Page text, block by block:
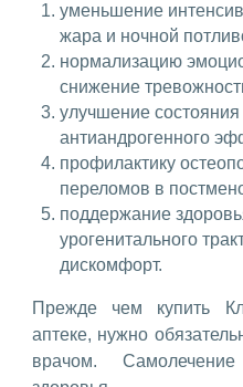
уменьшение
жара и ночной
нормализацию
снижение
улучшение состояния
антиандрогенного
профилактику
переломов в
поддержание
урогенитального
дискомфорт.
Прежде чем купить
аптеке, нужно
врачом.